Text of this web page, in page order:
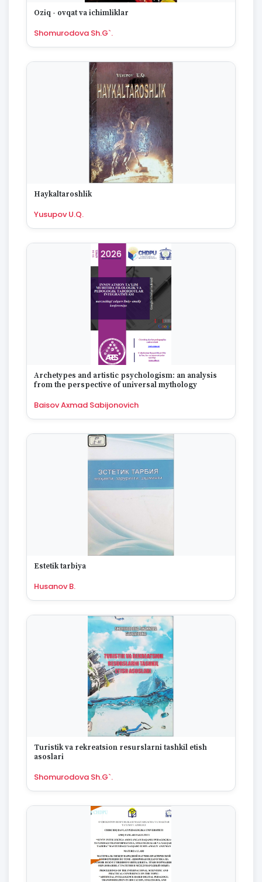
Oziq - ovqat va ichimliklar
Shomurodova Sh.G`.
Haykaltaroshlik
Yusupov U.Q.
Archetypes and artistic psychologism: an analysis
from the perspective of universal mythology
Baisov Axmad Sabijonovich
Estetik tarbiya
Husanov B.
Turistik va rekreatsion resurslarni tashkil etish
asoslari
Shomurodova Sh.G`.